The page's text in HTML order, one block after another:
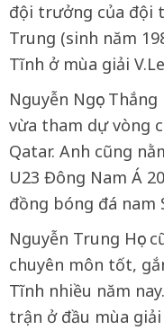
đội trưởng của đội
Trung (sinh năm
Tĩnh ở mùa giải
Nguyễn Ngọc
vừa tham dự vòng
Qatar. Anh cũng
U23 Đông Nam Á
đồng bóng đá nam
Nguyễn Trung Học
chuyên môn tốt,
Tĩnh nhiều năm
trận ở đầu mùa